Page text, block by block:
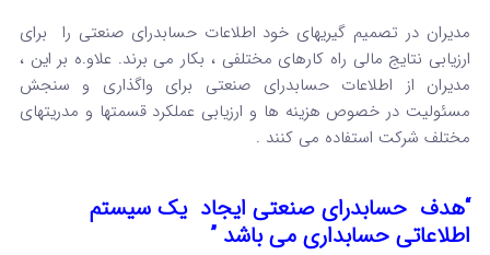
مدیران در تصمیم گیریهای خود اطلاعات حسابدرای صنعتی را برای
ارزیابی نتایج مالی راه کارهای مختلفی ، بکار می برند. علاو.ه بر این ،
مدیران از اطلاعات حسابدرای صنعتی برای واگذاری و سنجش
مسئولیت در خصوص هزینه ها و ارزیابی عملکرد قسمتها و مدریتهای
مختلف شرکت استفاده می کنند .
“هدف حسابدرای صنعتی ایجاد یک سیستم
اطلاعاتی حسابداری می باشد ”